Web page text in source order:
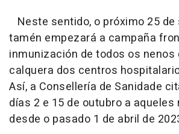
Neste sentido, o próximo 25
tamén empezará a campaña
inmunización de todos os nenos
calquera dos centros
Así, a Consellería de Sanidade
días 2 e 15 de outubro a aqueles
desde o pasado 1 de abril de